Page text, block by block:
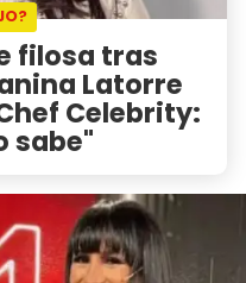
filosa tras
Latorre
Celebrity:
sabe"